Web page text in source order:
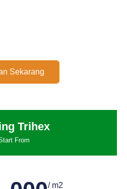
Sekarang
Trihex
From
/ m2